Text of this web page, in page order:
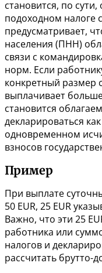
становится, по сути,
подоходном налоге
предусматривает,
населения (ПНН)
связи с
норм. Если
конкретный размер
выплачивает
становится
декларироваться
одновременном
взносов
Пример
При выплате
50 EUR, 25 EUR
Важно, что эти 25
работника или
налогов и
рассчитать брутто-